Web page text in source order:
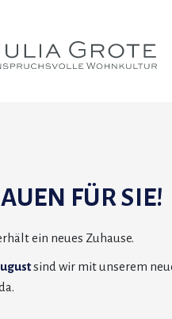
FÜR SIE!
ein neues Zuhause.
sind wir mit unserem